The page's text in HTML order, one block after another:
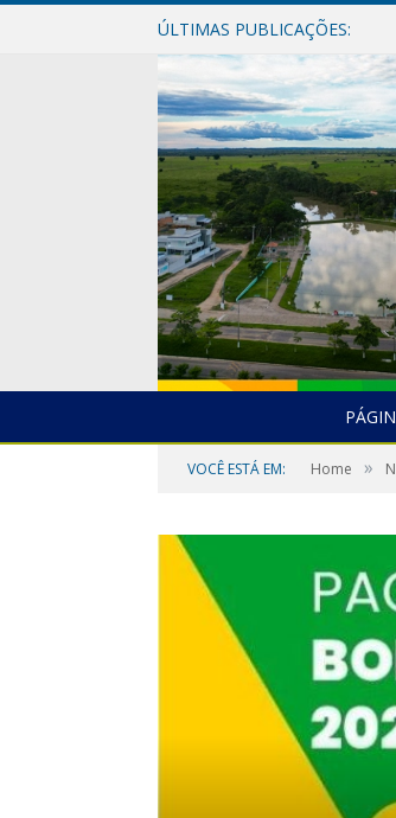
ÚLTIMAS PUBLICAÇÕES:
VOCÊ ESTÁ EM: Home »